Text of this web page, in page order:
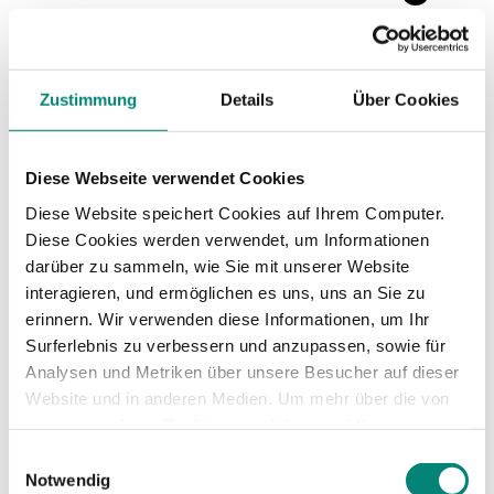
Zustimmung Details Über Cookies
Diese Webseite verwendet Cookies
Diese Website speichert Cookies auf Ihrem Computer.
Diese Cookies werden verwendet, um Informationen
darüber zu sammeln, wie Sie mit unserer Website
interagieren, und ermöglichen es uns, uns an Sie zu
erinnern. Wir verwenden diese Informationen, um Ihr
Surferlebnis zu verbessern und anzupassen, sowie für
Analysen und Metriken über unsere Besucher auf dieser
Website und in anderen Medien. Um mehr über die von
Datenschutzerklärung
Notwendig
Lohnfortzahlung manche Betriebe in arge
wirtschaftliche Bedrängnis bringen kann. Aus
„Versicherung“ vor, die alle Kleinbetriebe mit
weniger als 30 Mitarbeitern über die „Umlage
U1“ abschließen müssen.
Dies regelt dasAufwendungsausgleichsgesetz
(AAG). Beispielhaft sind dazu bis zu 4 % des
Bruttoarbeitslohns eines Mitarbeiters an die
jeweilige gesetzliche Krankenkasse abzuführen.
Im Leistungsfall übernimmt diese dann bis zu 80
% des Lohnfortzahlungsanspruchs. Je nach
als Arbeitgeber hast dabei einen